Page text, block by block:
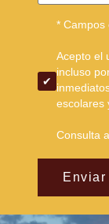
* Campos
Acepto el
incluso
escolares
Consulta
Enviar